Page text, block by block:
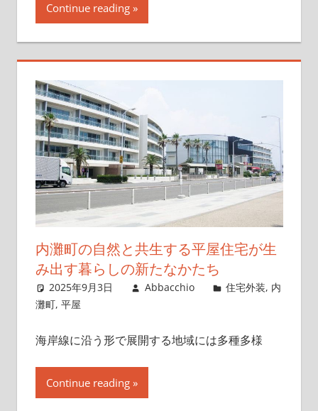
Continue reading
内灘町の自然と共生する平屋住宅が生
み出す暮らしの新たなかたち
2025年9月3日 Abbacchio 住宅外装, 内
灘町, 平屋
海岸線に沿う形で展開する地域には多種多様
Continue reading